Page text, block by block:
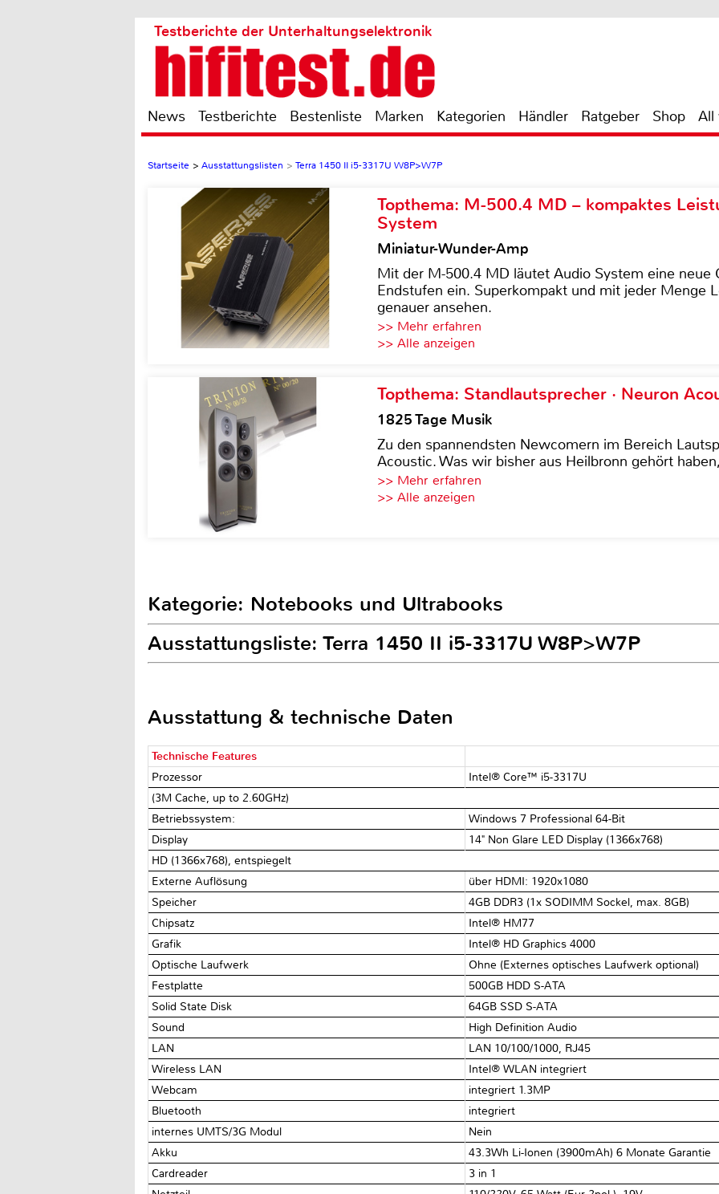
Testberichte der Unterhaltungselektronik
News Testberichte Bestenliste Marken Kategorien Händler Ratgeber Shop All
Startseite > Ausstattungslisten > Terra 1450 II i5-3317U W8P>W7P
Topthema: M-500.4 MD – kompaktes
System
Miniatur-Wunder-Amp
Mit der M-500.4 MD läutet Audio System eine neue
Endstufen ein. Superkompakt und mit jeder Menge
genauer ansehen.
>> Mehr erfahren
>> Alle anzeigen
Topthema: Standlautsprecher · Neuron
1825 Tage Musik
Zu den spannendsten Newcomern im Bereich
Acoustic. Was wir bisher aus Heilbronn gehört
>> Mehr erfahren
>> Alle anzeigen
Kategorie: Notebooks und Ultrabooks
Ausstattungsliste: Terra 1450 II i5-3317U W8P>W7P
Ausstattung & technische Daten
Technische Features
Prozessor
Intel® Core™ i5-3317U
(3M Cache, up to 2.60GHz)
Betriebssystem:
Windows 7 Professional 64-Bit
Display
14" Non Glare LED Display (1366x768)
HD (1366x768), entspiegelt
Externe Auflösung
über HDMI: 1920x1080
Speicher
4GB DDR3 (1x SODIMM Sockel, max. 8GB)
Chipsatz
Intel® HM77
Grafik
Intel® HD Graphics 4000
Optische Laufwerk
Ohne (Externes optisches Laufwerk optional)
Festplatte
500GB HDD S-ATA
Solid State Disk
64GB SSD S-ATA
Sound
High Definition Audio
LAN
LAN 10/100/1000, RJ45
Wireless LAN
Intel® WLAN integriert
Webcam
integriert 1.3MP
Bluetooth
integriert
internes UMTS/3G Modul
Nein
Akku
43.3Wh Li-Ionen (3900mAh) 6 Monate Garantie
Cardreader
3 in 1